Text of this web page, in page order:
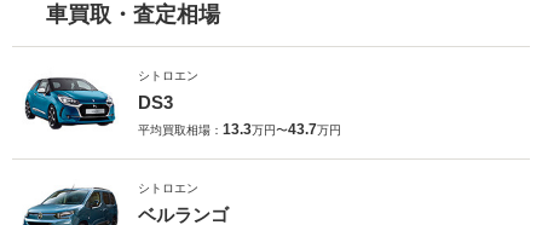
車買取・査定相場
シトロエン
DS3
平均買取相場： 13.3万円〜43.7万円
シトロエン
ベルランゴ